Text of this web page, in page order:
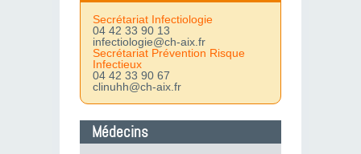
Secrétariat Infectiologie
04 42 33 90 13
infectiologie@ch-aix.fr
Secrétariat Prévention Risque
Infectieux
04 42 33 90 67
clinuhh@ch-aix.fr
Médecins